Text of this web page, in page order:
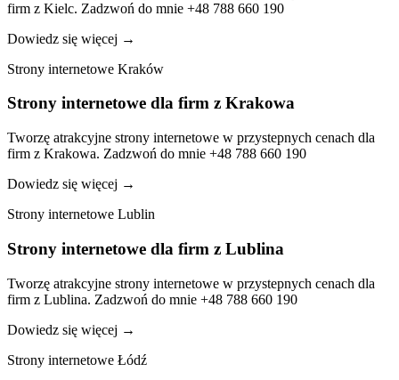
firm z Kielc. Zadzwoń do mnie +48 788 660 190
Dowiedz się więcej →
Strony internetowe Kraków
Strony internetowe dla firm z Krakowa
Tworzę atrakcyjne strony internetowe w przystepnych cenach dla
firm z Krakowa. Zadzwoń do mnie +48 788 660 190
Dowiedz się więcej →
Strony internetowe Lublin
Strony internetowe dla firm z Lublina
Tworzę atrakcyjne strony internetowe w przystepnych cenach dla
firm z Lublina. Zadzwoń do mnie +48 788 660 190
Dowiedz się więcej →
Strony internetowe Łódź